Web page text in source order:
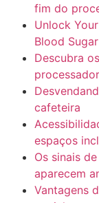
fim do
Unlock
Blood
Descubra
cafeteira
espaços
Os sinais
aparecem
Vantagens